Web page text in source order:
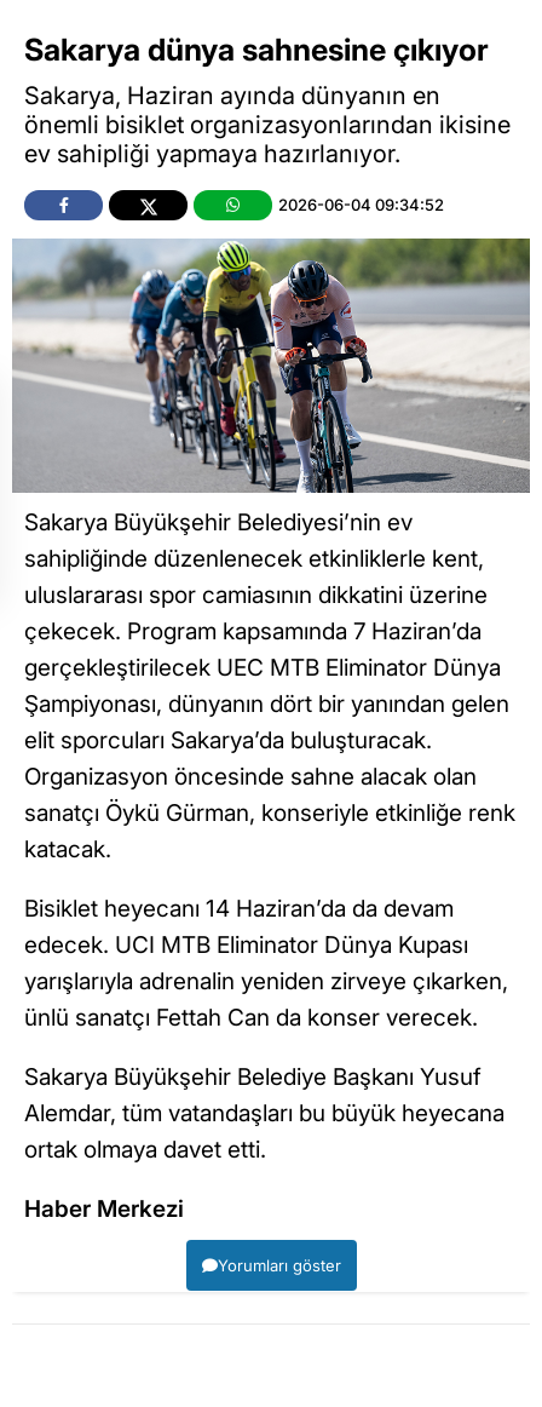
Sakarya dünya sahnesine çıkıyor
Sakarya, Haziran ayında dünyanın en
önemli bisiklet organizasyonlarından ikisine
ev sahipliği yapmaya hazırlanıyor.
2026-06-04 09:34:52
Sakarya Büyükşehir Belediyesi’nin ev
sahipliğinde düzenlenecek etkinliklerle kent,
uluslararası spor camiasının dikkatini üzerine
çekecek. Program kapsamında 7 Haziran’da
gerçekleştirilecek UEC MTB Eliminator Dünya
Şampiyonası, dünyanın dört bir yanından gelen
elit sporcuları Sakarya’da buluşturacak.
Organizasyon öncesinde sahne alacak olan
sanatçı Öykü Gürman, konseriyle etkinliğe renk
katacak.
Bisiklet heyecanı 14 Haziran’da da devam
edecek. UCI MTB Eliminator Dünya Kupası
yarışlarıyla adrenalin yeniden zirveye çıkarken,
ünlü sanatçı Fettah Can da konser verecek.
Sakarya Büyükşehir Belediye Başkanı Yusuf
Alemdar, tüm vatandaşları bu büyük heyecana
ortak olmaya davet etti.
Haber Merkezi
Yorumları göster